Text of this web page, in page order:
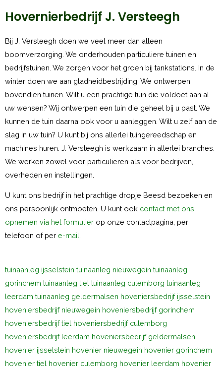
Hovernierbedrijf J. Versteegh
Bij J. Versteegh doen we veel meer dan alleen
boomverzorging. We onderhouden particuliere tuinen en
bedrijfstuinen. We zorgen voor het groen bij tankstations. In de
winter doen we aan gladheidbestrijding. We ontwerpen
bovendien tuinen. Wilt u een prachtige tuin die voldoet aan al
uw wensen? Wij ontwerpen een tuin die geheel bij u past. We
kunnen de tuin daarna ook voor u aanleggen. Wilt u zelf aan de
slag in uw tuin? U kunt bij ons allerlei tuingereedschap en
machines huren. J. Versteegh is werkzaam in allerlei branches.
We werken zowel voor particulieren als voor bedrijven,
overheden en instellingen.
U kunt ons bedrijf in het prachtige dropje Beesd bezoeken en
ons persoonlijk ontmoeten. U kunt ook contact met ons
opnemen via het formulier op onze contactpagina, per
telefoon of per e-mail
tuinaanleg ijsselstein tuinaanleg nieuwegein tuinaanleg
gorinchem tuinaanleg tiel tuinaanleg culemborg tuinaanleg
leerdam tuinaanleg geldermalsen hoveniersbedrijf ijsselstein
hoveniersbedrijf nieuwegein hoveniersbedrijf gorinchem
hoveniersbedrijf tiel hoveniersbedrijf culemborg
hoveniersbedrijf leerdam hoveniersbedrijf geldermalsen
hovenier ijsselstein hovenier nieuwegein hovenier gorinchem
hovenier tiel hovenier culemborg hovenier leerdam hovenier